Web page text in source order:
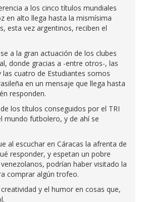
a los cinco títulos mundiales
en alto llega hasta la mismísima
esta vez argentinos, reciben el
a la gran actuación de los clubes
donde gracias a -entre otros-, las
cuatro de Estudiantes somos
en un mensaje que llega hasta
responden.
los títulos conseguidos por el TRI
mundo futbolero, y de ahí se
al escuchar en Cáracas la afrenta de
responder, y espetan un pobre
podrían haber visitado la
comprar algún trofeo.
y el humor en cosas que,